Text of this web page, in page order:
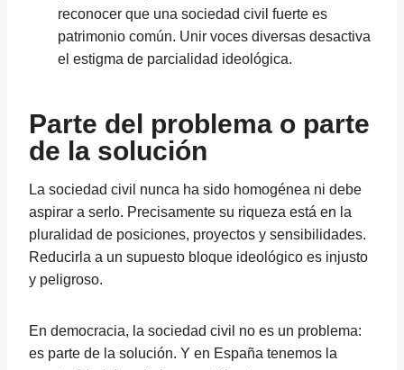
reconocer que una sociedad civil fuerte es
patrimonio común. Unir voces diversas desactiva
el estigma de parcialidad ideológica.
Parte del problema o parte
de la solución
La sociedad civil nunca ha sido homogénea ni debe
aspirar a serlo. Precisamente su riqueza está en la
pluralidad de posiciones, proyectos y sensibilidades.
Reducirla a un supuesto bloque ideológico es injusto
y peligroso.
En democracia, la sociedad civil no es un problema:
es parte de la solución. Y en España tenemos la